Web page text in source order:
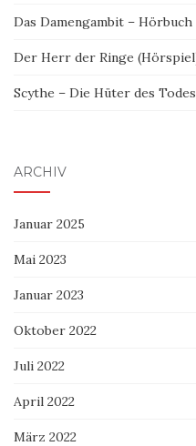
Das Damengambit –
Der Herr der Ringe
Scythe – Die Hüter des
ARCHIV
Januar 2025
Mai 2023
Januar 2023
Oktober 2022
Juli 2022
April 2022
März 2022